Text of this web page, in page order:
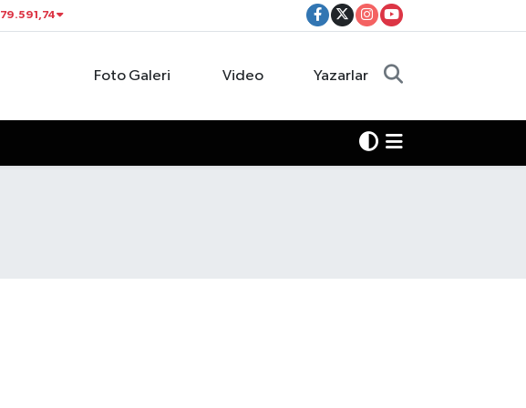
79.591,74
Foto Galeri Video Yazarlar